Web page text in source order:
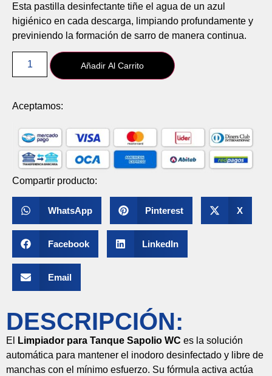
Esta pastilla desinfectante tiñe el agua de un azul
higiénico en cada descarga, limpiando profundamente y
previniendo la formación de sarro de manera continua.
Añadir Al Carrito
Aceptamos:
Compartir producto:
WhatsApp Pinterest X
Facebook LinkedIn
Email
DESCRIPCIÓN:
El Limpiador para Tanque Sapolio WC es la solución
automática para mantener el inodoro desinfectado y libre de
manchas con el mínimo esfuerzo. Su fórmula activa actúa